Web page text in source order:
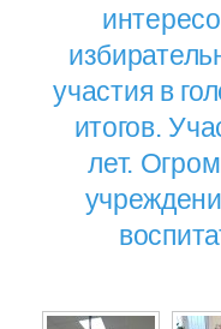
участия в
итогов.
лет.